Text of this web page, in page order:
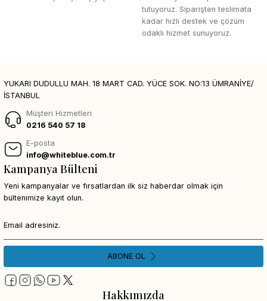
tutuyoruz. Siparişten teslimata
kadar hızlı destek ve çözüm
odaklı hizmet sunuyoruz.
YUKARI DUDULLU MAH. 18 MART CAD. YÜCE SOK. NO:13 ÜMRANİYE/
İSTANBUL
Müşteri Hizmetleri
0216 540 57 18
E-posta
info@whiteblue.com.tr
Hakkımızda
Kampanya Bülteni
Yeni kampanyalar ve fırsatlardan ilk siz haberdar olmak için
bültenimize kayıt olun.
ABONE OL